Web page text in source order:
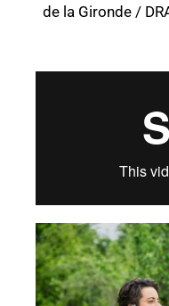
de la Gironde /